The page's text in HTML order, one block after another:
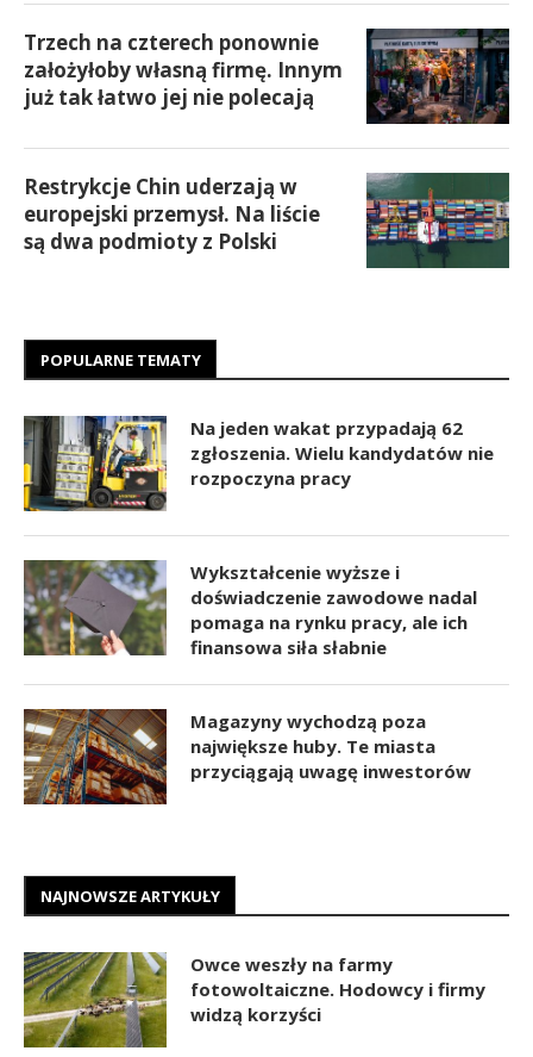
Trzech na czterech ponownie
założyłoby własną firmę. Innym
już tak łatwo jej nie polecają
Restrykcje Chin uderzają w
europejski przemysł. Na liście
są dwa podmioty z Polski
POPULARNE TEMATY
Na jeden wakat przypadają 62
zgłoszenia. Wielu kandydatów nie
rozpoczyna pracy
Wykształcenie wyższe i
doświadczenie zawodowe nadal
pomaga na rynku pracy, ale ich
finansowa siła słabnie
Magazyny wychodzą poza
największe huby. Te miasta
przyciągają uwagę inwestorów
NAJNOWSZE ARTYKUŁY
Owce weszły na farmy
fotowoltaiczne. Hodowcy i firmy
widzą korzyści